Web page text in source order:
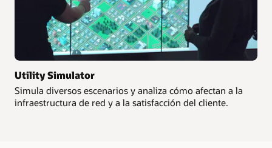
Utility Simulator
Simula diversos escenarios y analiza cómo afectan a la
infraestructura de red y a la satisfacción del cliente.